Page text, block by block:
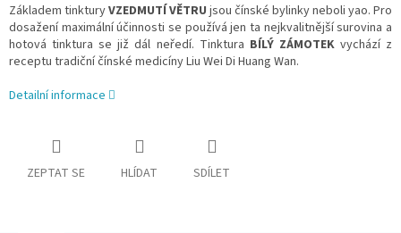
Základem tinkturyVZEDMUTÍ VĚTRU jsou čínské bylinky neboli yao. Pro
dosažení maximální účinnosti se používá jen ta nejkvalitnější surovina a
hotová tinktura se již dál neředí. Tinktura BÍLÝ ZÁMOTEKvychází z
receptu tradiční čínské medicíny Liu Wei Di Huang Wan.
Detailní informace
ZEPTAT SE HLÍDAT SDÍLET